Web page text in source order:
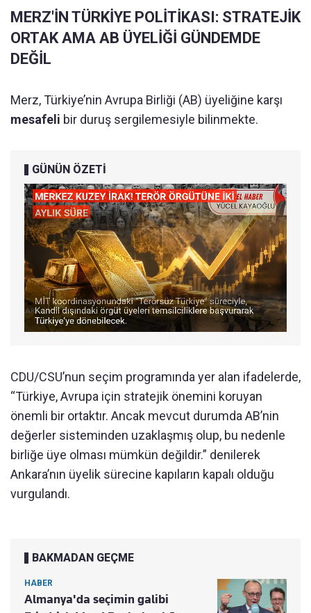
MERZ'İN TÜRKİYE POLİTİKASI: STRATEJİK
ORTAK AMA AB ÜYELİĞİ GÜNDEMDE
DEĞİL
Merz, Türkiye’nin Avrupa Birliği (AB) üyeliğine karşı
mesafeli bir duruş sergilemesiyle bilinmekte.
GÜNÜN ÖZETİ
CDU/CSU’nun seçim programında yer alan ifadelerde,
“Türkiye, Avrupa için stratejik önemini koruyan
önemli bir ortaktır. Ancak mevcut durumda AB’nin
değerler sisteminden uzaklaşmış olup, bu nedenle
birliğe üye olması mümkün değildir.” denilerek
Ankara’nın üyelik sürecine kapıların kapalı olduğu
vurgulandı.
BAKMADAN GEÇME
HABER
Almanya'da seçimin galibi